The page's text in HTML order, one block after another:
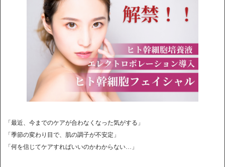
「最近、今までのケアが合わなくなった気がする」
「季節の変わり目で、肌の調子が不安定」
「何を信じてケアすればいいのかわからない…」